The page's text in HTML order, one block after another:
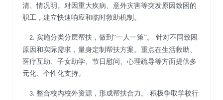
清、情况明。对因重大疾病、意外灾害等突发原因致困的
职工，建立快速响应和临时救助机制。
2. 实施分类分层帮扶，做到“一人一策”。 针对不同致困
原因和实际需求，量身定制帮扶方案。重点在生活救助、
医疗互助、子女助学、节日慰问、心理疏导等方面提供多
元化、个性化支持。
3. 整合校内校外资源，形成帮扶合力。 积极争取学校行